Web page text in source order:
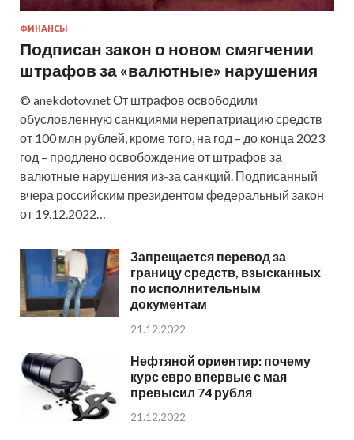
ФИНАНСЫ
Подписан закон о новом смягчении
штрафов за «валютные» нарушения
© anekdotov.net От штрафов освободили
обусловленную санкциями нерепатриацию средств
от 100 млн рублей, кроме того, на год – до конца 2023
год – продлено освобождение от штрафов за
валютные нарушения из-за санкций. Подписанный
вчера российским президентом федеральный закон
от 19.12.2022…
Запрещается перевод за
границу средств, взысканных
по исполнительным
документам
21.12.2022
Нефтяной ориентир: почему
курс евро впервые с мая
превысил 74 рубля
21.12.2022